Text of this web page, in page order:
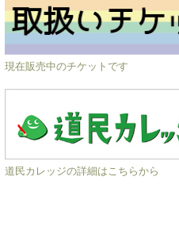
現在販売中のチケットです
道民カレッジの詳細はこちらから